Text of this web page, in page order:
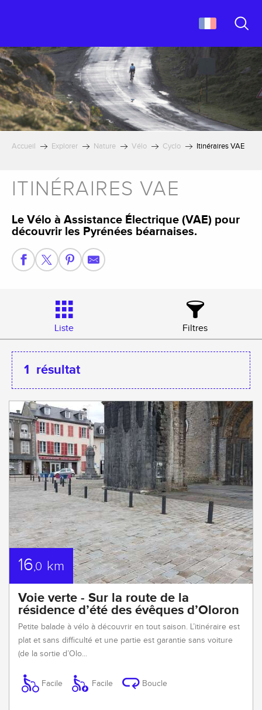
principal
Accueil Explorer Nature Vélo Cyclo Itinéraires VAE
ITINÉRAIRES VAE
Le Vélo à Assistance Électrique (VAE) pour
découvrir les Pyrénées béarnaises.
Liste Filtres
1 résultat
16,0 km
Voie verte - Sur la route de la
résidence d’été des évêques d’Oloron
Petite balade à vélo à découvrir en tout saison. L’itinéraire est
plat et sans difficulté et une partie est garantie sans voiture
(de la sortie d’Olo...
Facile Facile Boucle